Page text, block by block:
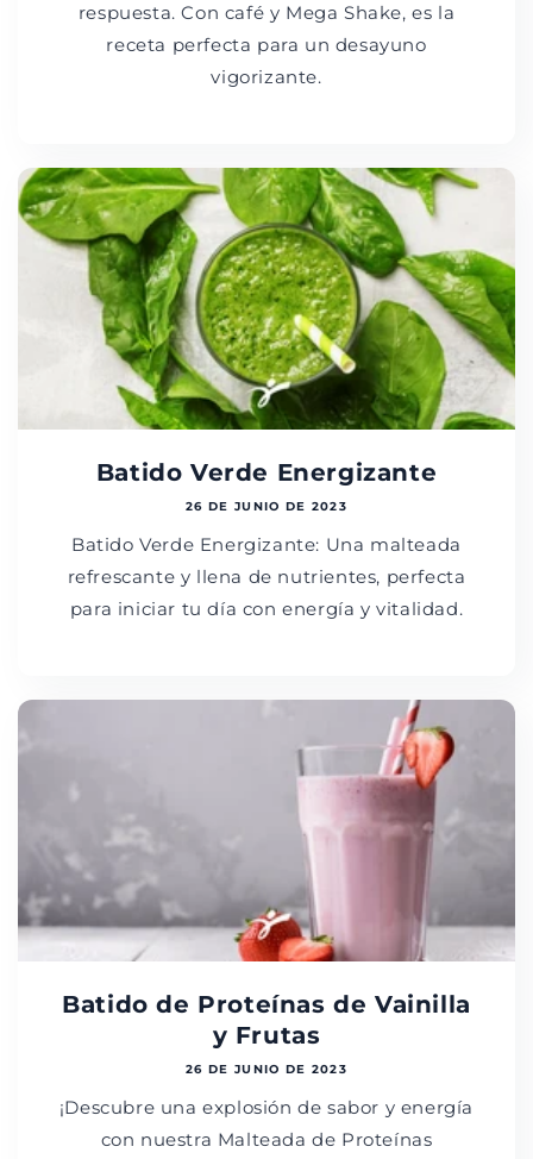
respuesta. Con café y Mega Shake, es la
receta perfecta para un desayuno
vigorizante.
Batido Verde Energizante
26 DE JUNIO DE 2023
Batido Verde Energizante: Una malteada
refrescante y llena de nutrientes, perfecta
para iniciar tu día con energía y vitalidad.
Batido de Proteínas de Vainilla
y Frutas
26 DE JUNIO DE 2023
¡Descubre una explosión de sabor y energía
con nuestra Malteada de Proteínas